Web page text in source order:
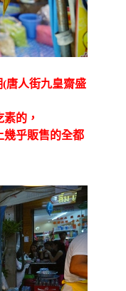
(唐人街九皇齋盛
的，
幾乎販售的全都